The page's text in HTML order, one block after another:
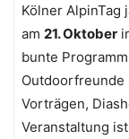
Kölner AlpinTag
am 21. Oktober
bunte
Outdoorfreunde
Vorträgen,
Veranstaltung